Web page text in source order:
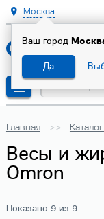
Москва
Ваш город
Да
Главная
Весы и
Omron
Показано 9 из 9